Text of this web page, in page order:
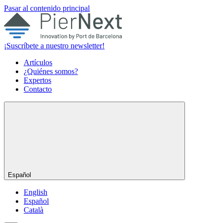
Pasar al contenido principal
¡Suscríbete a nuestro newsletter!
Artículos
¿Quiénes somos?
Expertos
Contacto
Español
English
Español
Català